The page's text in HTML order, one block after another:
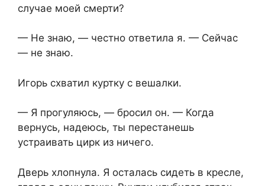
случае моей смерти?
— Не знаю, — честно ответила я. — Сейчас
— не знаю.
Игорь схватил куртку с вешалки.
— Я прогуляюсь, — бросил он. — Когда
вернусь, надеюсь, ты перестанешь
устраивать цирк из ничего.
Дверь хлопнула. Я осталась сидеть в кресле,